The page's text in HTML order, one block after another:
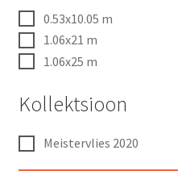
0.53x10.05 m
1.06x21 m
1.06x25 m
Kollektsioon
Meistervlies 2020